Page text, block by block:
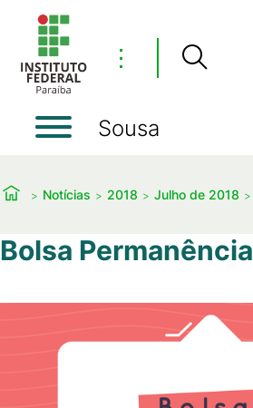
⋮
Sousa
Notícias 2018 Julho de 2018
Bolsa Permanência